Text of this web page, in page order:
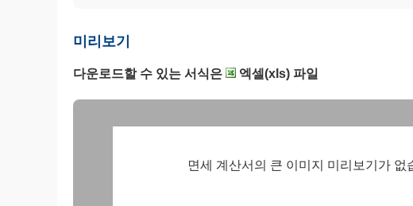
미리보기
다운로드할 수 있는 서식은 엑셀(xls) 파일
면세 계산서의 큰 이미지 미리보기가